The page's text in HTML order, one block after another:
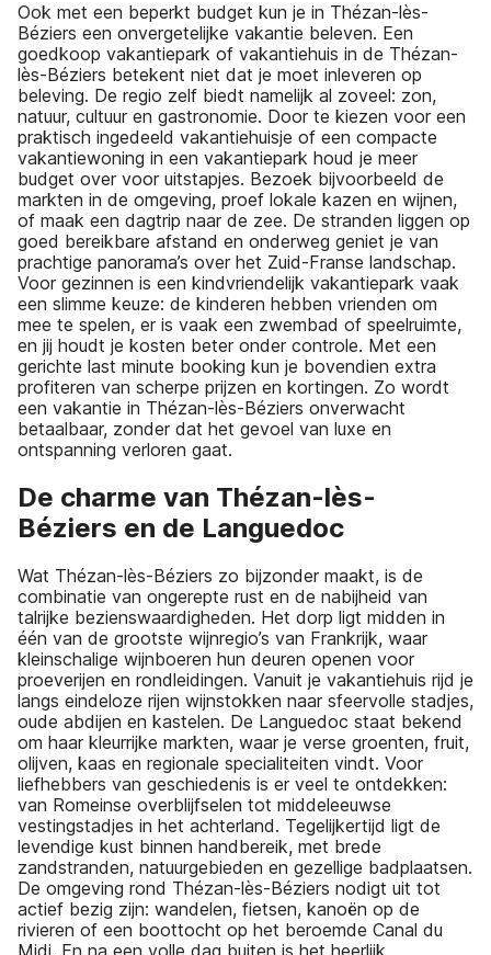
Ook met een beperkt budget kun je in Thézan-lès-
Béziers een onvergetelijke vakantie beleven. Een
goedkoop vakantiepark of vakantiehuis in de Thézan-
lès-Béziers betekent niet dat je moet inleveren op
beleving. De regio zelf biedt namelijk al zoveel: zon,
natuur, cultuur en gastronomie. Door te kiezen voor een
praktisch ingedeeld vakantiehuisje of een compacte
vakantiewoning in een vakantiepark houd je meer
budget over voor uitstapjes. Bezoek bijvoorbeeld de
markten in de omgeving, proef lokale kazen en wijnen,
of maak een dagtrip naar de zee. De stranden liggen op
goed bereikbare afstand en onderweg geniet je van
prachtige panorama’s over het Zuid-Franse landschap.
Voor gezinnen is een kindvriendelijk vakantiepark vaak
een slimme keuze: de kinderen hebben vrienden om
mee te spelen, er is vaak een zwembad of speelruimte,
en jij houdt je kosten beter onder controle. Met een
gerichte last minute booking kun je bovendien extra
profiteren van scherpe prijzen en kortingen. Zo wordt
een vakantie in Thézan-lès-Béziers onverwacht
betaalbaar, zonder dat het gevoel van luxe en
ontspanning verloren gaat.
De charme van Thézan-lès-
Béziers en de Languedoc
Wat Thézan-lès-Béziers zo bijzonder maakt, is de
combinatie van ongerepte rust en de nabijheid van
talrijke bezienswaardigheden. Het dorp ligt midden in
één van de grootste wijnregio’s van Frankrijk, waar
kleinschalige wijnboeren hun deuren openen voor
proeverijen en rondleidingen. Vanuit je vakantiehuis rijd je
langs eindeloze rijen wijnstokken naar sfeervolle stadjes,
oude abdijen en kastelen. De Languedoc staat bekend
om haar kleurrijke markten, waar je verse groenten, fruit,
olijven, kaas en regionale specialiteiten vindt. Voor
liefhebbers van geschiedenis is er veel te ontdekken:
van Romeinse overblijfselen tot middeleeuwse
vestingstadjes in het achterland. Tegelijkertijd ligt de
levendige kust binnen handbereik, met brede
zandstranden, natuurgebieden en gezellige badplaatsen.
De omgeving rond Thézan-lès-Béziers nodigt uit tot
actief bezig zijn: wandelen, fietsen, kanoën op de
rivieren of een boottocht op het beroemde Canal du